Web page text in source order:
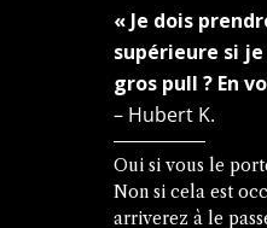
« Je dois
supérieure si
gros pull ? En
– Hubert K.
Oui si vous le
Non si cela est
arriverez à le